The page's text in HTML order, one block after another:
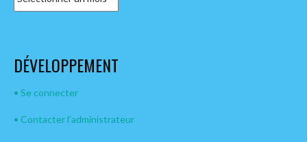
v
s
’
DÉVELOPPEMENT
• Se connecter
• Contacter l’administrateur